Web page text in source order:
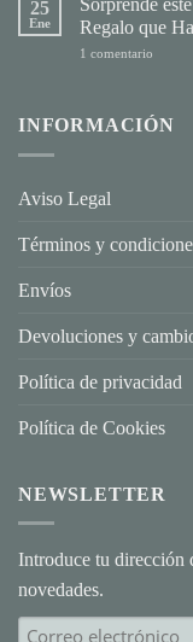
25
Ene
Sorprende
Regalo que
1 comentario
Valentín
con
por
Ti
INFORMACIÓN
Aviso Legal
Términos y
Envíos
Devoluciones y
Política de privacidad
Política de Cookies
NEWSLETTER
Introduce tu dirección
novedades.